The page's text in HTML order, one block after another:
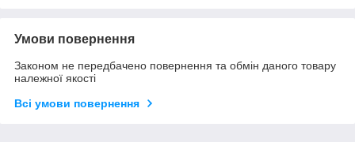
Умови повернення
Законом не передбачено повернення та обмін даного товару
належної якості
Всі умови повернення